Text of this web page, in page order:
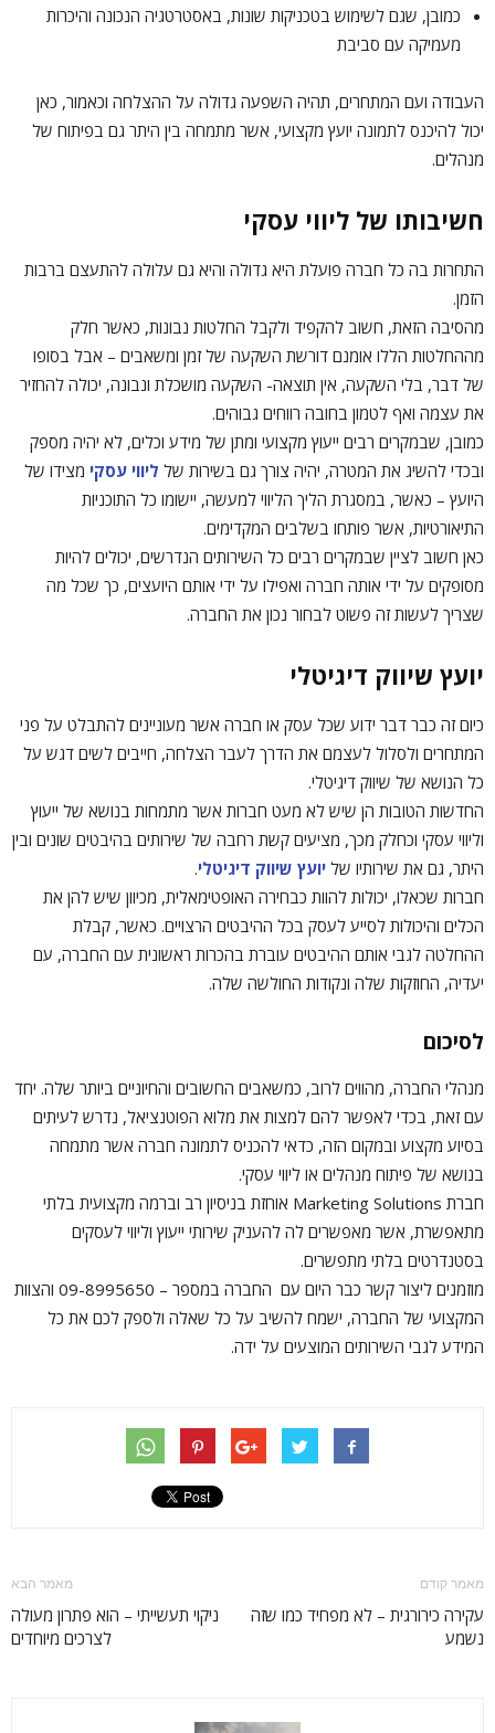
כמובן, שגם לשימוש בטכניקות שונות, באסטרטגיה הנכונה והיכרות
מעמיקה עם סביבת
העבודה ועם המתחרים, תהיה השפעה גדולה על ההצלחה וכאמור, כאן
יכול להיכנס לתמונה יועץ מקצועי, אשר מתמחה בין היתר גם בפיתוח של
מנהלים.
חשיבותו של ליווי עסקי
התחרות בה כל חברה פועלת היא גדולה והיא גם עלולה להתעצם ברבות
הזמן.
מהסיבה הזאת, חשוב להקפיד ולקבל החלטות נבונות, כאשר חלק
מההחלטות הללו אומנם דורשת השקעה של זמן ומשאבים – אבל בסופו
של דבר, בלי השקעה, אין תוצאה- השקעה מושכלת ונבונה, יכולה להחזיר
את עצמה ואף לטמון בחובה רווחים גבוהים.
כמובן, שבמקרים רבים ייעוץ מקצועי ומתן של מידע וכלים, לא יהיה מספק
ובכדי להשיג את המטרה, יהיה צורך גם בשירות של ליווי עסקי מצידו של
היועץ – כאשר, במסגרת הליך הליווי למעשה, יישומו כל התוכניות
התיאורטיות, אשר פותחו בשלבים המקדימים.
כאן חשוב לציין שבמקרים רבים כל השירותים הנדרשים, יכולים להיות
מסופקים על ידי אותה חברה ואפילו על ידי אותם היועצים, כך שכל מה
שצריך לעשות זה פשוט לבחור נכון את החברה.
יועץ שיווק דיגיטלי
כיום זה כבר דבר ידוע שכל עסק או חברה אשר מעוניינים להתבלט על פני
המתחרים ולסלול לעצמם את הדרך לעבר הצלחה, חייבים לשים דגש על
כל הנושא של שיווק דיגיטלי.
החדשות הטובות הן שיש לא מעט חברות אשר מתמחות בנושא של ייעוץ
וליווי עסקי וכחלק מכך, מציעים קשת רחבה של שירותים בהיבטים שונים ובין
היתר, גם את שירותיו של יועץ שיווק דיגיטלי.
חברות שכאלו, יכולות להוות כבחירה האופטימאלית, מכיוון שיש להן את
הכלים והיכולות לסייע לעסק בכל ההיבטים הרצויים. כאשר, קבלת
ההחלטה לגבי אותם ההיבטים עוברת בהכרות ראשונית עם החברה, עם
יעדיה, החוזקות שלה ונקודות החולשה שלה.
לסיכום
מנהלי החברה, מהווים לרוב, כמשאבים החשובים והחיוניים ביותר שלה. יחד
עם זאת, בכדי לאפשר להם למצות את מלוא הפוטנציאל, נדרש לעיתים
בסיוע מקצוע ובמקום הזה, כדאי להכניס לתמונה חברה אשר מתמחה
בנושא של פיתוח מנהלים או ליווי עסקי.
חברת Marketing Solutions אוחזת בניסיון רב וברמה מקצועית בלתי
מתאפשרת, אשר מאפשרים לה להעניק שירותי ייעוץ וליווי לעסקים
בסטנדרטים בלתי מתפשרים.
מוזמנים ליצור קשר כבר היום עם החברה במספר – 09-8995650 והצוות
המקצועי של החברה, ישמח להשיב על כל שאלה ולספק לכם את כל
המידע לגבי השירותים המוצעים על ידה.
מאמר קודם
עקירה כירורגית – לא מפחיד כמו שזה
נשמע
מאמר הבא
ניקוי תעשייתי – הוא פתרון מעולה
לצרכים מיוחדים